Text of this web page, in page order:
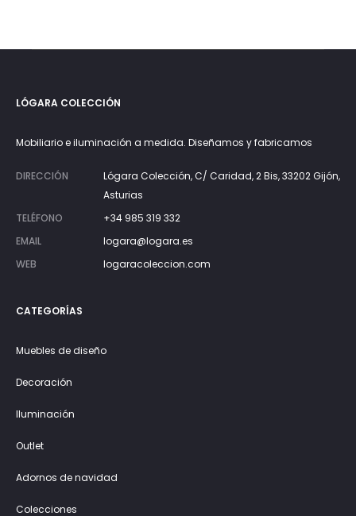
LÓGARA COLECCIÓN
Mobiliario e iluminación a medida. Diseñamos y fabricamos
DIRECCIÓN
Lógara Colección, C/ Caridad, 2 Bis, 33202 Gijón,
Asturias
TELÉFONO
+34 985 319 332
EMAIL
logara@logara.es
WEB
logaracoleccion.com
CATEGORÍAS
Muebles de diseño
Decoración
Iluminación
Outlet
Adornos de navidad
Colecciones